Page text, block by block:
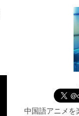
中国語アニメを